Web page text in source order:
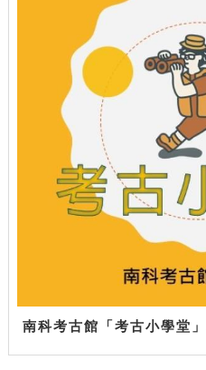
南科考古館「考古小學堂